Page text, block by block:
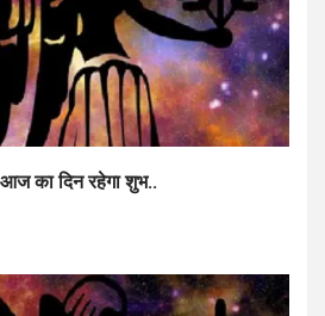
आज का दिन रहेगा शुभ..